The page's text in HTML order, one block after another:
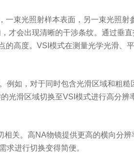
束光照射样本表面，另一束光照射
才会出现清晰的干涉条纹。通过垂
高度。VSI模式在测量光学光滑、
例如，对于同时包含光滑区域和粗糙
光滑区域切换至VSI模式进行高分辨
关。高NA物镜提供更高的横向分
求进行切换变得简便。